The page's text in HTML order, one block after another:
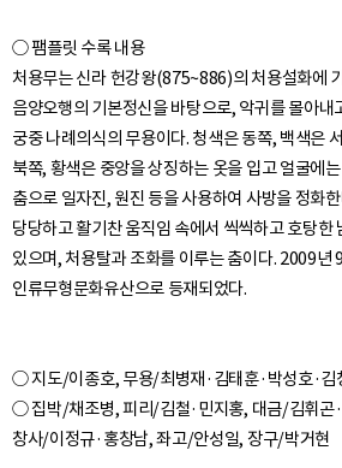
○ 팸플릿 수록 내용
처용무는 신라 헌강왕(875~886)의 처용설화에
음양오행의 기본정신을 바탕으로, 악귀를 몰아내
궁중 나례의식의 무용이다. 청색은 동쪽, 백색은
북쪽, 황색은 중앙을 상징하는 옷을 입고 얼굴에
춤으로 일자진, 원진 등을 사용하여 사방을 정화
당당하고 활기찬 움직임 속에서 씩씩하고 호탕한
있으며, 처용탈과 조화를 이루는 춤이다. 2009년
○ 지도/이종호, 무용/최병재·김태훈·박성호·김
○ 집박/채조병, 피리/김철·민지홍, 대금/김휘곤